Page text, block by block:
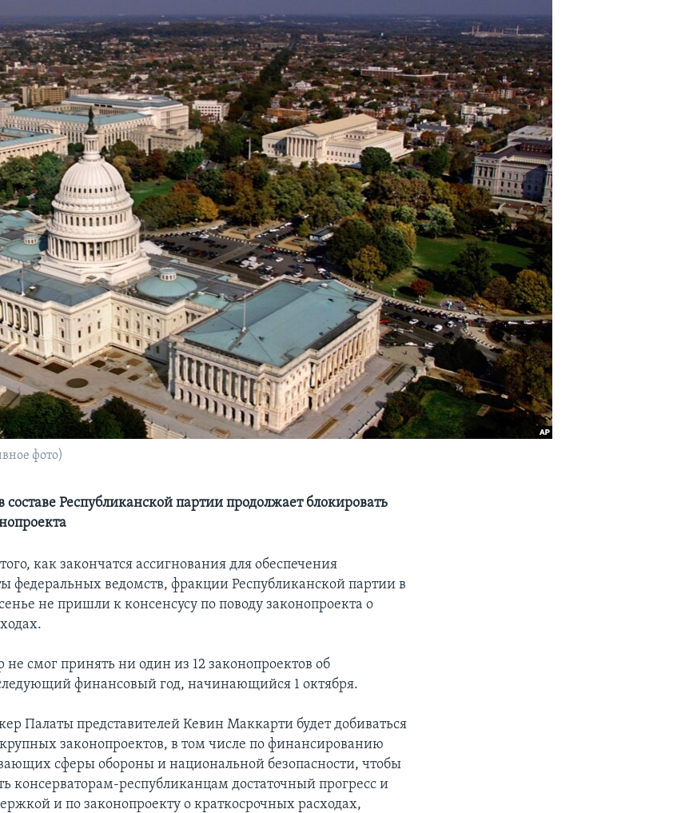
фото)
составе Республиканской партии продолжает блокировать
как закончатся ассигнования для обеспечения
федеральных ведомств, фракции Республиканской партии в
не пришли к консенсусу по поводу законопроекта о
не смог принять ни один из 12 законопроектов об
финансовый год, начинающийся 1 октября.
Палаты представителей Кевин Маккарти будет добиваться
законопроектов, в том числе по финансированию
сферы обороны и национальной безопасности, чтобы
консерваторам-республиканцам достаточный прогресс и
и по законопроекту о краткосрочных расходах,